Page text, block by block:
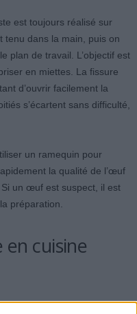
est toujours réalisé sur
tenu dans la main, puis on
plan de travail. L’objectif est
en miettes. La fissure
d’ouvrir facilement la
s’écartent sans difficulté,
un ramequin pour
la qualité de l’œuf
un œuf est suspect, il est
préparation.
cuisine